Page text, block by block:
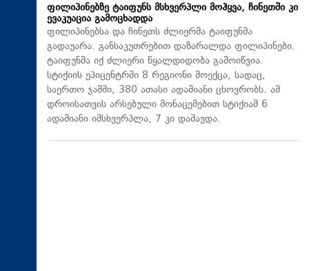
ფილიპინებზე ტაიფუნს მსხვერპლი მოჰყვა, ჩინეთში კი
ევაკუაცია გამოცხადდა
ფილიპინებსა და ჩინეთს ძლიერმა ტაიფუნმა
გადაუარა. განსაკუთრებით დაზარალდა ფილიპინები.
ტაიფუნმა იქ ძლიერი წყალდიდობა გამოიწვია.
სტიქიის ეპიცენტრში 8 რეგიონი მოექცა, სადაც,
საერთო ჯამში, 380 ათასი ადამიანი ცხოვრობს. ამ
დროისათვის არსებული მონაცემებით სტიქიამ 6
ადამიანი იმსხვერპლა, 7 კი დაშავდა.